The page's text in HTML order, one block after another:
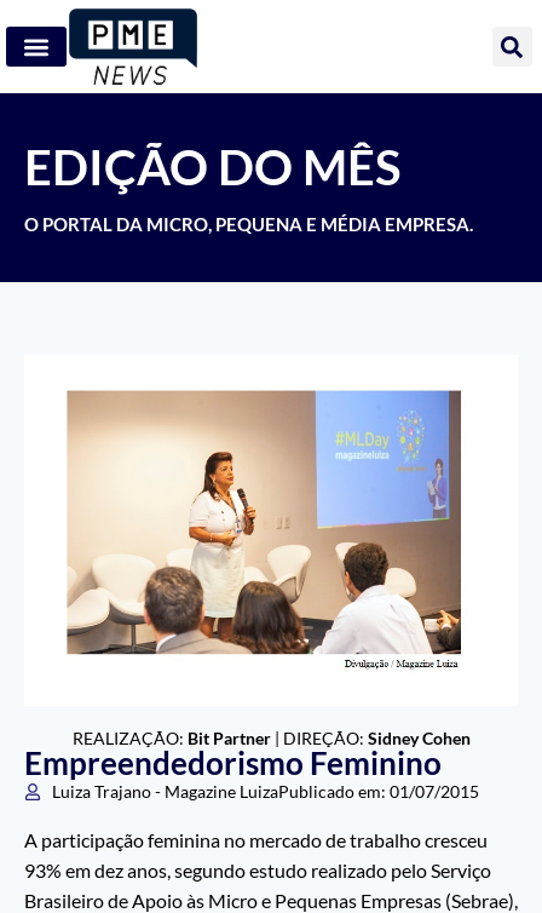
EDIÇÃO DO MÊS
O PORTAL DA MICRO, PEQUENA E MÉDIA EMPRESA.
REALIZAÇÃO: Bit Partner| DIREÇÃO: Sidney Cohen
Empreendedorismo Feminino
Luiza Trajano - Magazine LuizaPublicado em: 01/07/2015
A participação feminina no mercado de trabalho cresceu
93% em dez anos, segundo estudo realizado pelo Serviço
Brasileiro de Apoio às Micro e Pequenas Empresas (Sebrae),